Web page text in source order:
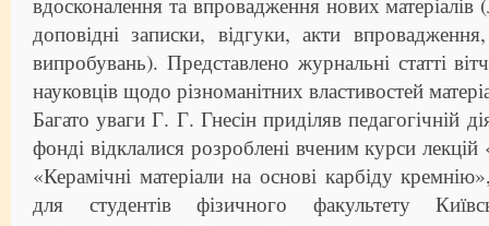
доповідні записки, відгуки, акти
випробувань). Представлено журнальні статті
науковців щодо різноманітних властивостей
Багато уваги Г. Г. Гнесін приділяв педагогічній
фонді відклалися розроблені вченим курси
«Керамічні матеріали на основі карбіду
для студентів фізичного факультету